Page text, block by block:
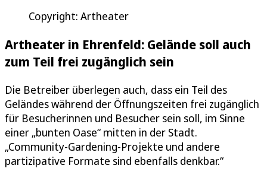
Copyright: Artheater
Artheater in Ehrenfeld: Gelände soll auch
zum Teil frei zugänglich sein
Die Betreiber überlegen auch, dass ein Teil des
Geländes während der Öffnungszeiten frei zugänglich
für Besucherinnen und Besucher sein soll, im Sinne
einer „bunten Oase“ mitten in der Stadt.
„Community-Gardening-Projekte und andere
partizipative Formate sind ebenfalls denkbar.“